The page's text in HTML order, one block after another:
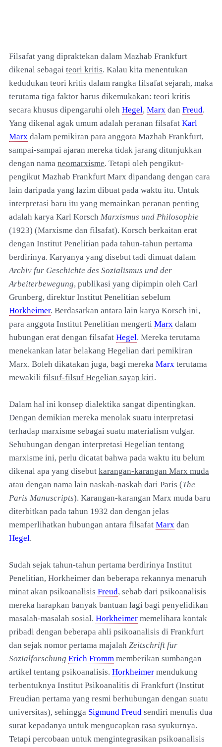
Filsafat yang dipraktekan dalam Mazhab Frankfurt
dikenal sebagai teori kritis. Kalau kita menentukan
kedudukan teori kritis dalam rangka filsafat sejarah, maka
terutama tiga faktor harus dikemukakan: teori kritis
secara khusus dipengaruhi oleh Hegel, Marx dan Freud.
Yang dikenal agak umum adalah peranan filsafat Karl
Marx dalam pemikiran para anggota Mazhab Frankfurt,
sampai-sampai ajaran mereka tidak jarang ditunjukkan
dengan nama neomarxisme. Tetapi oleh pengikut-
pengikut Mazhab Frankfurt Marx dipandang dengan cara
lain daripada yang lazim dibuat pada waktu itu. Untuk
interpretasi baru itu yang memainkan peranan penting
adalah karya Karl Korsch Marxismus und Philosophie
(1923) (Marxisme dan filsafat). Korsch berkaitan erat
dengan Institut Penelitian pada tahun-tahun pertama
berdirinya. Karyanya yang disebut tadi dimuat dalam
Archiv fur Geschichte des Sozialismus und der
Arbeiterbewegung, publikasi yang dipimpin oleh Carl
Grunberg, direktur Institut Penelitian sebelum
Horkheimer. Berdasarkan antara lain karya Korsch ini,
para anggota Institut Penelitian mengerti Marx dalam
hubungan erat dengan filsafat Hegel. Mereka terutama
menekankan latar belakang Hegelian dari pemikiran
Marx. Boleh dikatakan juga, bagi mereka Marx terutama
mewakili filsuf-filsuf Hegelian sayap kiri.
Dalam hal ini konsep dialektika sangat dipentingkan.
Dengan demikian mereka menolak suatu interpretasi
terhadap marxisme sebagai suatu materialism vulgar.
Sehubungan dengan interpretasi Hegelian tentang
marxisme ini, perlu dicatat bahwa pada waktu itu belum
dikenal apa yang disebut karangan-karangan Marx muda
atau dengan nama lain naskah-naskah dari Paris (The
Paris Manuscripts). Karangan-karangan Marx muda baru
diterbitkan pada tahun 1932 dan dengan jelas
memperlihatkan hubungan antara filsafat Marx dan
Hegel.
Sudah sejak tahun-tahun pertama berdirinya Institut
Penelitian, Horkheimer dan beberapa rekannya menaruh
minat akan psikoanalisis Freud, sebab dari psikoanalisis
mereka harapkan banyak bantuan lagi bagi penyelidikan
masalah-masalah sosial. Horkheimer memelihara kontak
pribadi dengan beberapa ahli psikoanalisis di Frankfurt
dan sejak nomor pertama majalah Zeitschrift fur
Sozialforschung Erich Fromm memberikan sumbangan
artikel tentang psikoanalisis. Horkheimer mendukung
terbentuknya Institut Psikoanalitis di Frankfurt (Institut
Freudian pertama yang resmi berhubungan dengan suatu
universitas), sehingga Sigmund Freud sendiri menulis dua
surat kepadanya untuk mengucapkan rasa syukurnya.
Tetapi percobaan untuk mengintegrasikan psikoanalisis